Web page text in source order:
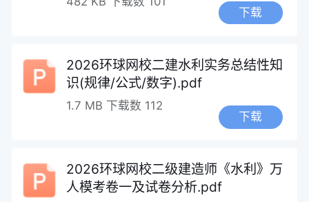
下载
2026环球网校二建水利实务总结性知
识(规律/公式/数字).pdf
1.7 MB 下载数 112
下载
2026环球网校二级建造师《水利》万
人模考卷一及试卷分析.pdf